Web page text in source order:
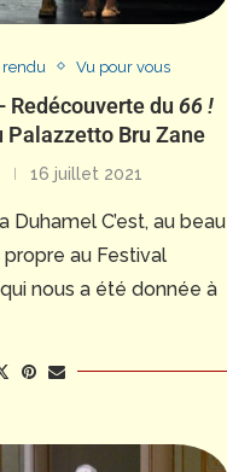
Vu pour vous
Redécouverte du 66 !
Palazzetto Bru Zane
16 juillet 2021
C’est, au beau
au Festival
nous a été donnée à